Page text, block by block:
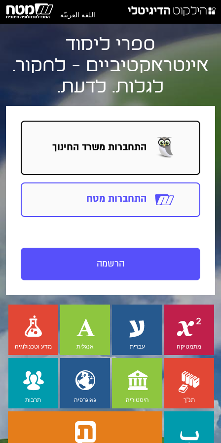
اللغة العربيّة
ספרי לימוד
אינטראקטיביים - לחקור.
לגלות. לדעת.
התחברות משרד החינוך
התחברות מטח
הרשמה
מתמטיקה עברית אנגלית מדע וטכנולוגיה
תנ"ך היסטוריה גאוגרפיה תרבות